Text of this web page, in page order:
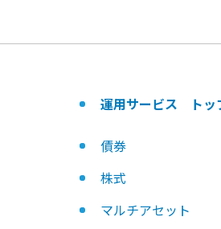
運用サービス トッ
債券
株式
マルチアセット